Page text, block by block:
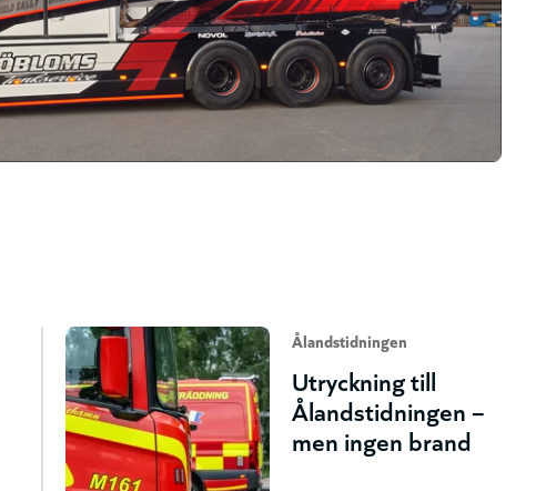
Ålandstidningen
Utryckning till
Ålandstidningen –
men ingen brand